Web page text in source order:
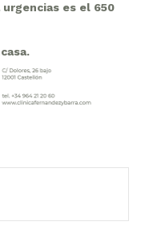
es el 650